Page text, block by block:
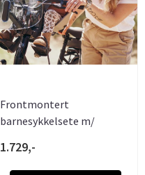
Frontmontert
barnesykkelsete m/
1.729,-